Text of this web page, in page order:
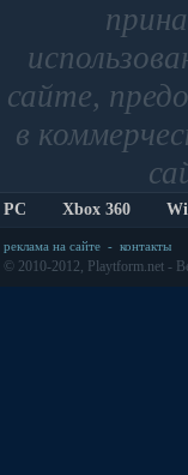
сайте,
в
PC Xbox 360
реклама на сайте - контакты
© 2010-2012, Playtform.net -